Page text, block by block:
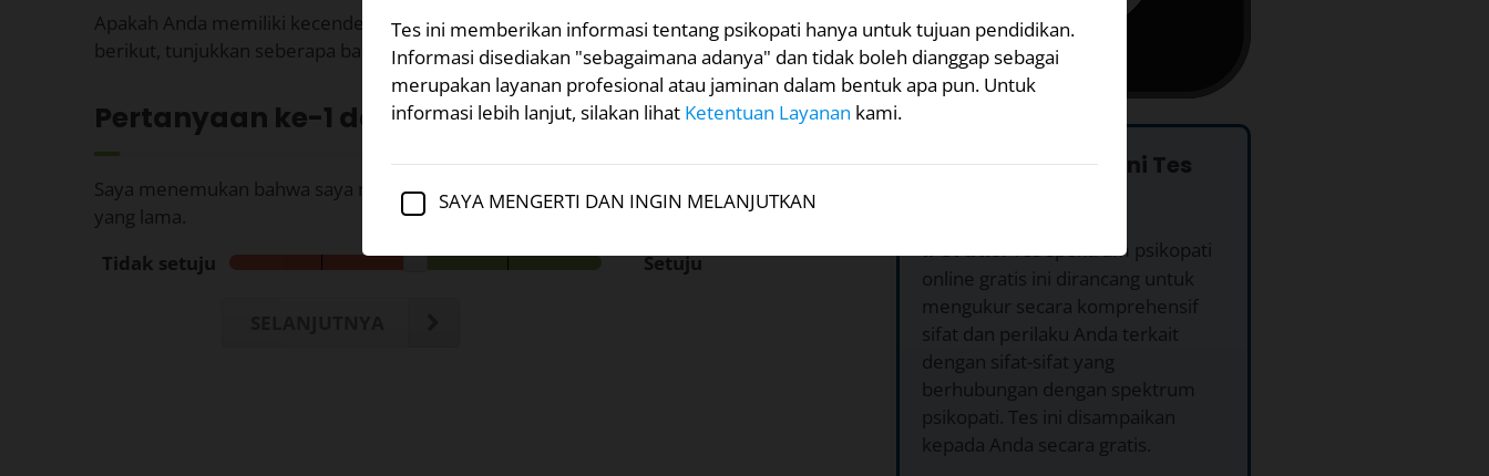
Apakah Anda memiliki kecenderungan psikopat? Untuk setiap item
berikut, tunjukkan seberapa baik itu berlaku untuk Anda di bawah ini.
Pertanyaan ke-1 dari 27
Saya menemukan bahwa saya mampu mengejar satu tujuan untuk waktu
yang lama.
Tidak setuju
Setuju
Mengapa Menjalani Tes
1. Gratis.Tes spektrum psikopati
online gratis ini dirancang untuk
mengukur secara komprehensif
sifat dan perilaku Anda terkait
dengan sifat-sifat yang
berhubungan dengan spektrum
psikopati. Tes ini disampaikan
kepada Anda secara gratis.
Tes ini memberikan informasi tentang psikopati hanya untuk tujuan pendidikan.
Informasi disediakan "sebagaimana adanya" dan tidak boleh dianggap sebagai
merupakan layanan profesional atau jaminan dalam bentuk apa pun. Untuk
informasi lebih lanjut, silakan lihat Ketentuan Layanan kami.
SAYA MENGERTI DAN INGIN MELANJUTKAN